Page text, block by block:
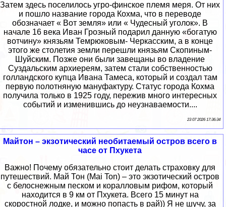
Затем здесь поселилось угро-финское племя меря. От них
и пошло название города Кохма, что в переводе
обозначает « Вот земля» или « Чудесный уголок». В
начале 16 века Иван Грозный подарил данную «богатую
вотчину» князьям Темрюковым- Черкасским, а в конце
этого же столетия земли перешли князьям Скопиным-
Шуйским. Позже они были завещаны во владение
Суздальским архиереям, затем стали собственностью
голландского купца Ивана Тамеса, который и создал там
первую полотняную мануфактуру. Статус города Кохма
получила только в 1925 году, пережив много интересных
событий и изменившись до неузнаваемости....
23 07 2026 17:36:34
Майтон – экзотический необитаемый остров всего в
часе от Пхукета
Важно! Почему обязательно стоит делать страховку для
путешествий. Май Тон (Mai Ton) – это экзотический остров
с белоснежным песком и коралловым рифом, который
находится в 9 км от Пхукета. Всего 15 минут на
скоростной лодке, и можно попасть в рай)) Я не шучу, за